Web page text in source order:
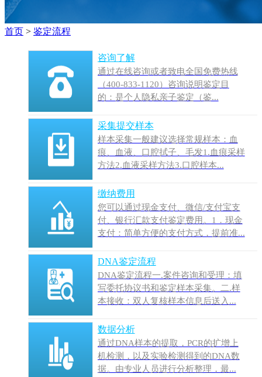
首页 > 鉴定流程
咨询了解
通过在线咨询或者致电全国免费热线
（400-833-1120）咨询说明鉴定目
的：是个人隐私亲子鉴定（鉴...
采集提交样本
样本采集一般建议选择常规样本：血
痕、血液、口腔拭子、毛发1.血痕采样
方法2.血液采样方法3.口腔样本...
缴纳费用
您可以通过现金支付、微信/支付宝支
付、银行汇款支付鉴定费用。1．现金
支付：简单方便的支付方式，提前准...
DNA鉴定流程
DNA鉴定流程一.案件咨询和受理：填
写委托协议书和鉴定样本采集。二.样
本接收：双人复核样本信息后送入...
数据分析
通过DNA样本的提取，PCR的扩增上
机检测，以及实验检测得到的DNA数
据。由专业人员进行分析整理，最...